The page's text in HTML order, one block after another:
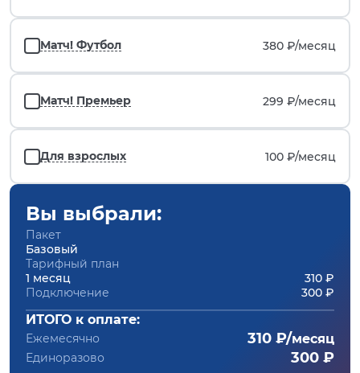
Матч! Футбол 380 ₽/месяц
Матч! Премьер 299 ₽/месяц
Для взрослых 100 ₽/месяц
Вы выбрали:
Пакет
Базовый
Тарифный план
1 месяц
310 ₽
Подключение
300 ₽
ИТОГО к оплате:
Ежемесячно 310 ₽/месяц
Единоразово 300 ₽